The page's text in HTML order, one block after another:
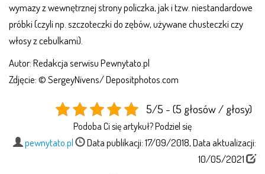
wymazy z wewnętrznej strony policzka, jak i tzw. niestandardowe
próbki (czyli np. szczoteczki do zębów, używane chusteczki czy
włosy z cebulkami).
Autor: Redakcja serwisu Pewnytato.pl
Zdjęcie: © SergeyNivens/ Depositphotos.com
5/5 - (5 głosów / głosy)
Podoba Ci się artykuł? Podziel się
pewnytato.pl
Data publikacji: 17/09/2018, Data aktualizacji:
10/05/2021